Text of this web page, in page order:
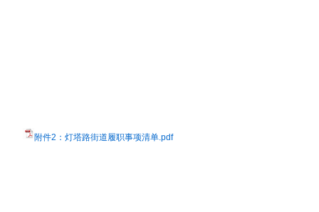
附件2：灯塔路街道履职事项清单.pdf